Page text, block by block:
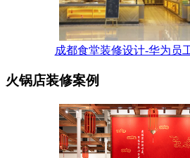
成都食堂装修设计-华为员
火锅店装修案例